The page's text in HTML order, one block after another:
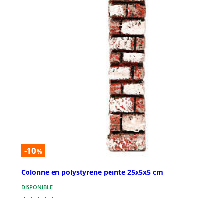
-10%
Colonne en polystyrène peinte 25x5x5 cm
DISPONIBLE